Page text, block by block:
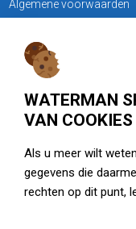
WATERMAN
VAN COOKIES
Als u meer wilt
gegevens die
rechten op dit punt,
Algemene voorwaarden
020 - 6901044
Openingstijden
zie watermansport.nl